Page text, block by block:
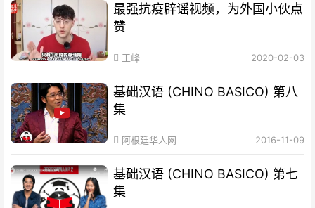
最强抗疫辟谣视频，为外国小伙点
赞
王峰 2020-02-03
基础汉语 (CHINO BASICO) 第八
集
阿根廷华人网 2016-11-09
基础汉语 (CHINO BASICO) 第七
集